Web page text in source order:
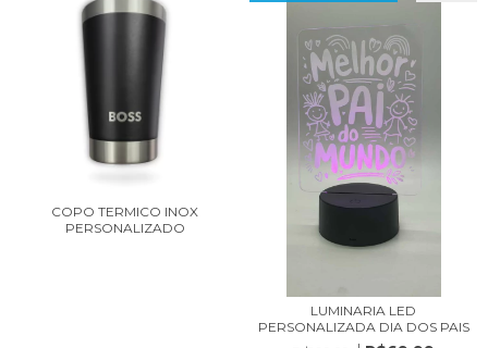
COPO TERMICO INOX
PERSONALIZADO
LUMINARIA LED
PERSONALIZADA DIA DOS PAIS